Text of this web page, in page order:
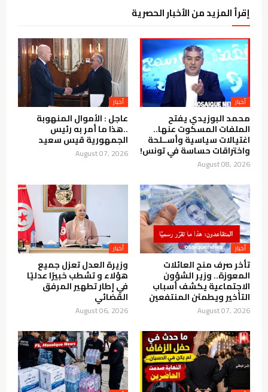
إقرأ المزيد من الأخبار الحصرية
أخبار
محمد البوزيدي يفتح
الملفات المسكوت عنها..
اغتيالات سياسية وأســلحة
واختراقات حساسة في تونس!
August 08, 2026
أخبار
عاجل : الأموال المنهوبة
..هذا ما أمر به رئيس
الجمهورية قيس سعيد
August 07, 2026
أخبار
تأخر صرف منح العائلات
المعوزة.. وزير الشؤون
الاجتماعية يكشف أسباب
التأخير ويطمئن المنتفعين
August 07, 2026
أخبار
وزيرة العدل تعزل جميع
هؤلاء و تشطب خبيرًا عدليًا
في إطار تطهير المرفق
القضائي
August 06, 2026